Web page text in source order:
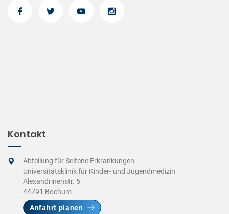
Kontakt
Abteilung für Seltene Erkrankungen
Universitätsklinik für Kinder- und Jugendmedizin
Alexandrinenstr. 5
44791 Bochum
Anfahrt planen